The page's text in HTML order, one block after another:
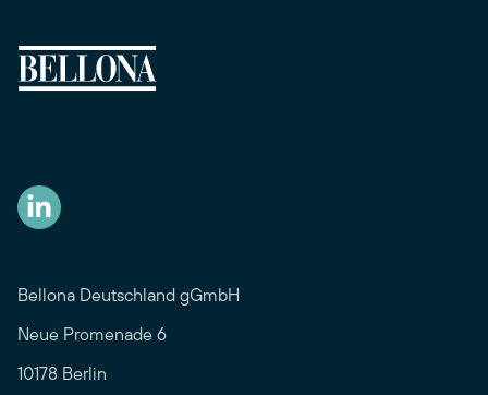
Bellona Deutschland gGmbH
Neue Promenade 6
10178 Berlin